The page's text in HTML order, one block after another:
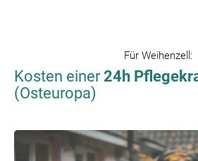
Für Weihenzell :
Kosten einer24h
(Osteuropa)